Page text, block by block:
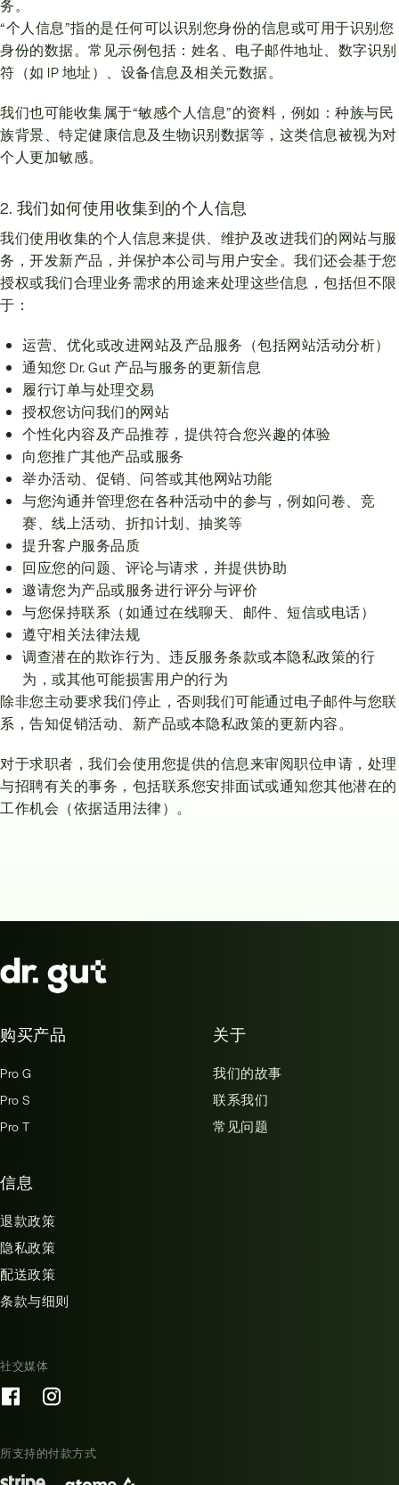
务。
“个人信息”指的是任何可以识别您身份的信息或可用于识别您
身份的数据。常见示例包括：姓名、电子邮件地址、数字识别
符（如 IP 地址）、设备信息及相关元数据。
我们也可能收集属于“敏感个人信息”的资料，例如：种族与民
族背景、特定健康信息及生物识别数据等，这类信息被视为对
个人更加敏感。
2. 我们如何使用收集到的个人信息
我们使用收集的个人信息来提供、维护及改进我们的网站与服
务，开发新产品，并保护本公司与用户安全。我们还会基于您
授权或我们合理业务需求的用途来处理这些信息，包括但不限
于：
运营、优化或改进网站及产品服务（包括网站活动分析）
通知您 Dr. Gut 产品与服务的更新信息
履行订单与处理交易
授权您访问我们的网站
个性化内容及产品推荐，提供符合您兴趣的体验
向您推广其他产品或服务
举办活动、促销、问答或其他网站功能
与您沟通并管理您在各种活动中的参与，例如问卷、竞
赛、线上活动、折扣计划、抽奖等
提升客户服务品质
回应您的问题、评论与请求，并提供协助
邀请您为产品或服务进行评分与评价
与您保持联系（如通过在线聊天、邮件、短信或电话）
遵守相关法律法规
调查潜在的欺诈行为、违反服务条款或本隐私政策的行
为，或其他可能损害用户的行为
除非您主动要求我们停止，否则我们可能通过电子邮件与您联
系，告知促销活动、新产品或本隐私政策的更新内容。
对于求职者 ，我们会使用您提供的信息来审阅职位申请，处理
与招聘有关的事务，包括联系您安排面试或通知您其他潜在的
工作机会（依据适用法律）。
购买产品
Pro G
Pro S
Pro T
关于
我们的故事
联系我们
常见问题
信息
退款政策
隐私政策
配送政策
条款与细则
社交媒体
所支持的付款方式